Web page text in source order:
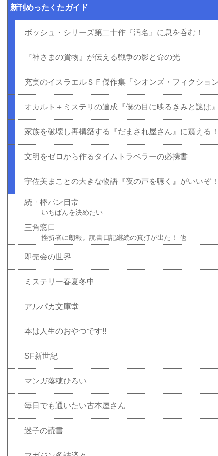
新刊めったくたガイド
ボッシュ・シリーズ第二十作『汚名』に息を呑む！
『神さまの貨物』が伝える戦争の影と命の光
充実のイスラエルＳＦ傑作集『シオンズ・フィクショ
オカルト＋ミステリの達成『僕の目に映るきみと謎は
家族を破壊し再構築する『だまされ屋さん』に震える
文明をゼロから作るタイムトラベラーの必携書
宇佐美まことの大きな物語『夜の声を聴く』がいいぞ
続・棒パン日常
いちばんを決めたい
三角窓口
挫折者に朗報。読書日記継続の真打が出た！ 他
即売会の世界
ミステリー春夏冬中
アルパカ文庫堂
本は人生のおやつです!!
SF新世紀
マンガ落穂ひろい
毎日でも通いたい古本屋さん
迷子の読書